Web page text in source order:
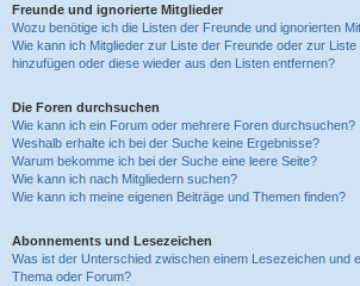
Freunde und ignorierte Mitglieder
Wozu benötige ich die Listen der Freunde und ignorierten
Wie kann ich Mitglieder zur Liste der Freunde oder zur
hinzufügen oder diese wieder aus den Listen entfernen?
Die Foren durchsuchen
Wie kann ich ein Forum oder mehrere Foren durchsuchen?
Weshalb erhalte ich bei der Suche keine Ergebnisse?
Warum bekomme ich bei der Suche eine leere Seite?
Wie kann ich nach Mitgliedern suchen?
Wie kann ich meine eigenen Beiträge und Themen finden?
Abonnements und Lesezeichen
Was ist der Unterschied zwischen einem Lesezeichen und
Thema oder Forum?